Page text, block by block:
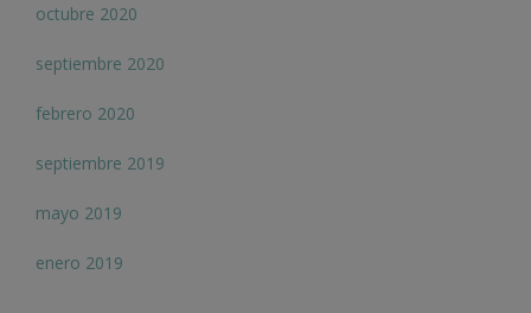
octubre 2020
septiembre 2020
febrero 2020
septiembre 2019
mayo 2019
enero 2019